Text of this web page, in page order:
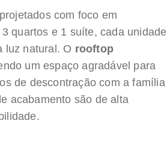
com foco em
quartos e 1 suíte, cada unidade
luz natural. O rooftop
um espaço agradável para
de descontração com a família
acabamento são de alta